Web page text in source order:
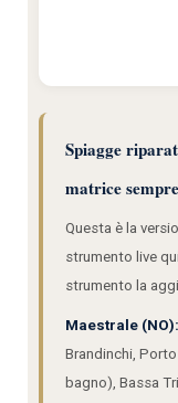
Spiagge
matrice
Questa è la
strumento live
strumento la
Maestrale (NO):
Brandinchi, Porto
bagno), Bassa